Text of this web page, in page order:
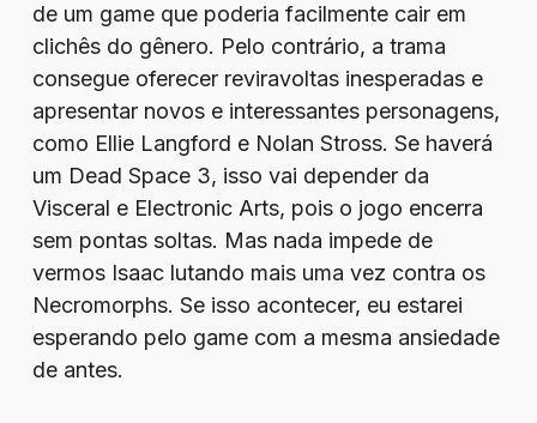
de um game que poderia facilmente cair em
clichês do gênero. Pelo contrário, a trama
consegue oferecer reviravoltas inesperadas e
apresentar novos e interessantes personagens,
como Ellie Langford e Nolan Stross. Se haverá
um Dead Space 3, isso vai depender da
Visceral e Electronic Arts, pois o jogo encerra
sem pontas soltas. Mas nada impede de
vermos Isaac lutando mais uma vez contra os
Necromorphs. Se isso acontecer, eu estarei
esperando pelo game com a mesma ansiedade
de antes.